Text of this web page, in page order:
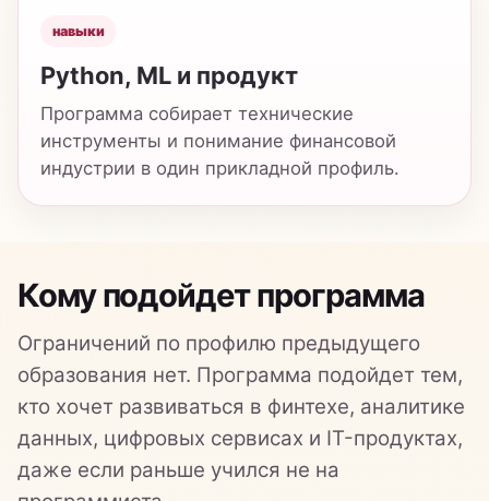
Кому подойдет программа
Ограничений по профилю предыдущего
образования нет. Программа подойдет тем,
даже если раньше учился не на
После экономики и
менеджмента